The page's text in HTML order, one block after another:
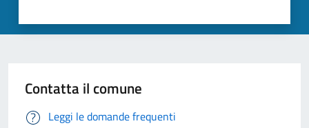
Contatta il comune
Leggi le domande frequenti